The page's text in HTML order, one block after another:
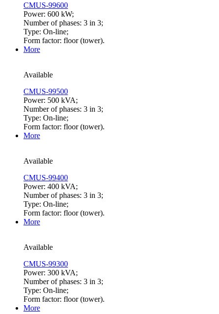
CMUS-99600
Power: 600 kW;
Number of phases: 3 in 3;
Type: On-line;
Form factor: floor (tower).
More
Available
CMUS-99500
Power: 500 kVA;
Number of phases: 3 in 3;
Type: On-line;
Form factor: floor (tower).
More
Available
CMUS-99400
Power: 400 kVA;
Number of phases: 3 in 3;
Type: On-line;
Form factor: floor (tower).
More
Available
CMUS-99300
Power: 300 kVA;
Number of phases: 3 in 3;
Type: On-line;
Form factor: floor (tower).
More